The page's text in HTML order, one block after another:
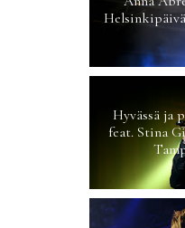
Hyvässä ja
feat. Stina